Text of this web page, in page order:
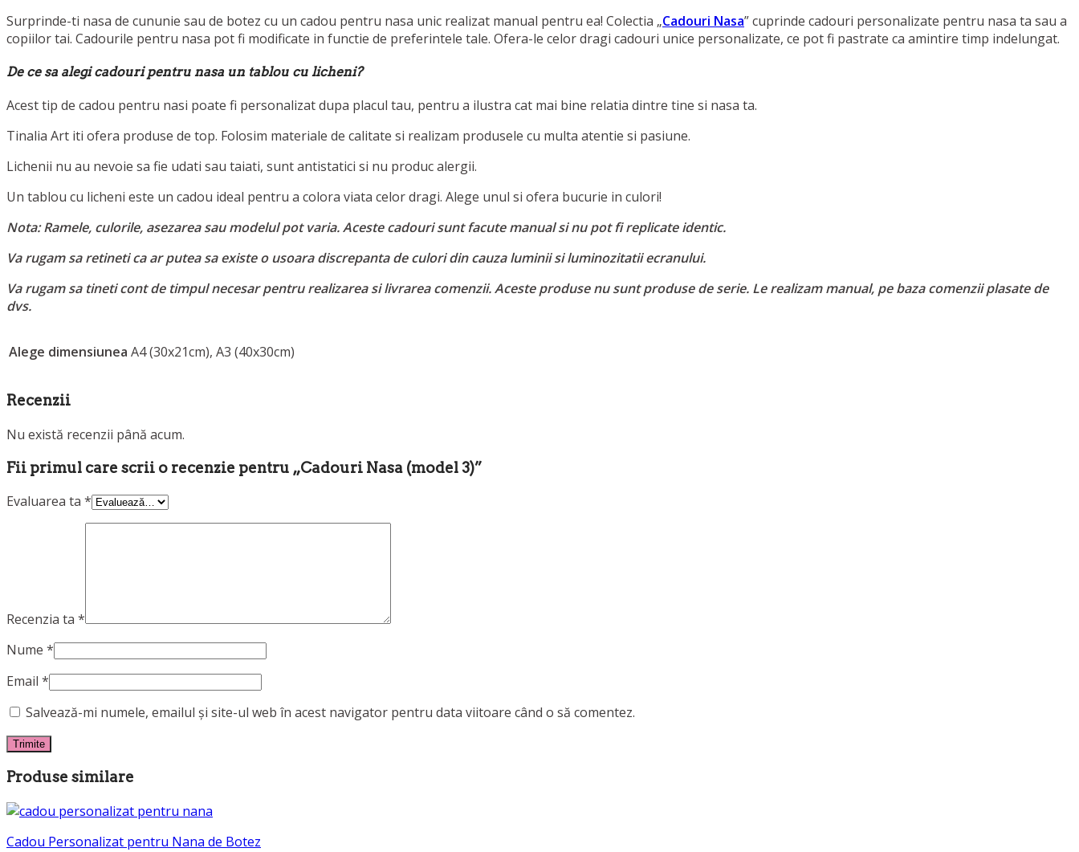
Surprinde-ti nasa de cununie sau de botez cu un cadou pentru nasa unic realizat manual pentru ea! Colectia „Cadouri Nasa” cuprinde cadouri personalizate pentru nasa ta sau a
copiilor tai. Cadourile pentru nasa pot fi modificate in functie de preferintele tale. Ofera-le celor dragi cadouri unice personalizate, ce pot fi pastrate ca amintire timp indelungat.
De ce sa alegi cadouri pentru nasa un tablou cu licheni?
Acest tip de cadou pentru nasi poate fi personalizat dupa placul tau, pentru a ilustra cat mai bine relatia dintre tine si nasa ta.
Tinalia Art iti ofera produse de top. Folosim materiale de calitate si realizam produsele cu multa atentie si pasiune.
Lichenii nu au nevoie sa fie udati sau taiati, sunt antistatici si nu produc alergii.
Un tablou cu licheni este un cadou ideal pentru a colora viata celor dragi. Alege unul si ofera bucurie in culori!
Nota: Ramele, culorile, asezarea sau modelul pot varia. Aceste cadouri sunt facute manual si nu pot fi replicate identic.
Va rugam sa retineti ca ar putea sa existe o usoara discrepanta de culori din cauza luminii si luminozitatii ecranului.
Va rugam sa tineti cont de timpul necesar pentru realizarea si livrarea comenzii. Aceste produse nu sunt produse de serie. Le realizam manual, pe baza comenzii plasate de
dvs.
Alege dimensiunea A4 (30x21cm), A3 (40x30cm)
Recenzii
Nu există recenzii până acum.
Fii primul care scrii o recenzie pentru „Cadouri Nasa (model 3)”
Evaluarea ta *
Recenzia ta *
Nume *
Email *
Salvează-mi numele, emailul și site-ul web în acest navigator pentru data viitoare când o să comentez.
Produse similare
Cadou Personalizat pentru Nana de Botez